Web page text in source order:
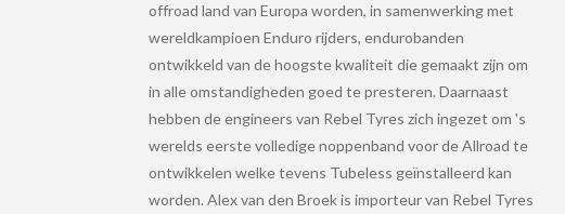
offroad land van Europa worden, in samenwerking met
wereldkampioen Enduro rijders, endurobanden
ontwikkeld van de hoogste kwaliteit die gemaakt zijn om
in alle omstandigheden goed te presteren. Daarnaast
hebben de engineers van Rebel Tyres zich ingezet om 's
werelds eerste volledige noppenband voor de Allroad te
ontwikkelen welke tevens Tubeless geïnstalleerd kan
worden. Alex van den Broek is importeur van Rebel Tyres